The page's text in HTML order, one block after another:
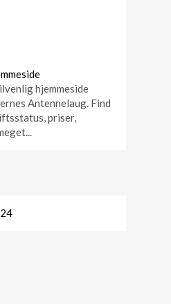
hjemmeside
Antennelaug. Find
priser,